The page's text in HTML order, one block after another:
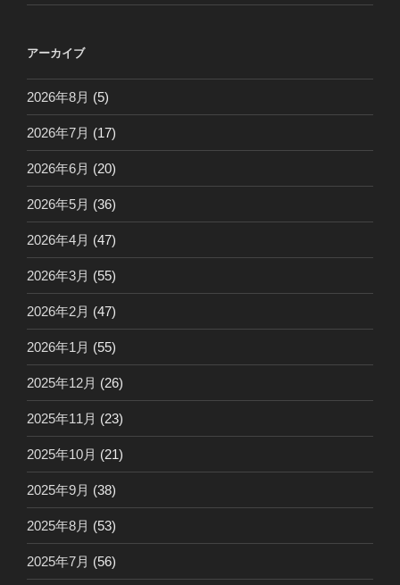
アーカイブ
2026年8月 (5)
2026年7月 (17)
2026年6月 (20)
2026年5月 (36)
2026年4月 (47)
2026年3月 (55)
2026年2月 (47)
2026年1月 (55)
2025年12月 (26)
2025年11月 (23)
2025年10月 (21)
2025年9月 (38)
2025年8月 (53)
2025年7月 (56)